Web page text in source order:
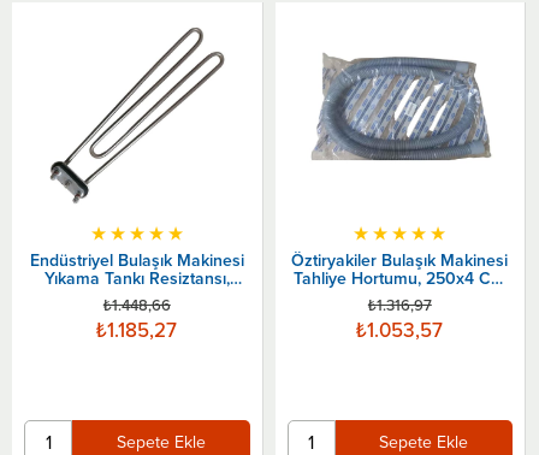
Endüstriyel Bulaşık Makinesi
Yıkama Tankı Resiztansı,
2800 W
★★★★★
₺1.185,27
₺1.448,66
Sepete Ekle
Öztiryakiler Bulaşık Makinesi
Tahliye Hortumu, 250x4 Cm
Adaptörlü
★★★★★
₺1.053,57
₺1.316,97
Sepete Ekle